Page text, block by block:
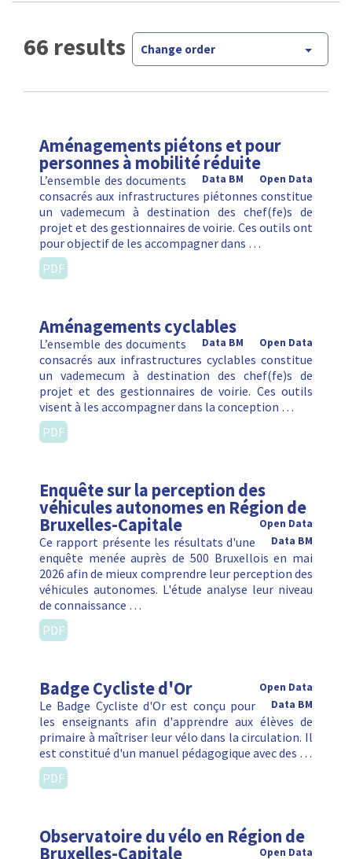
66 results Change order
Aménagements piétons et pour
personnes à mobilité réduite
Open Data
Data BM
L’ensemble des documents
consacrés aux infrastructures piétonnes constitue
un vademecum à destination des chef(fe)s de
projet et des gestionnaires de voirie. Ces outils ont
pour objectif de les accompagner dans …
PDF
Aménagements cyclables
Open Data
Data BM
L’ensemble des documents
consacrés aux infrastructures cyclables constitue
un vademecum à destination des chef(fe)s de
projet et des gestionnaires de voirie. Ces outils
visent à les accompagner dans la conception …
PDF
Enquête sur la perception des
véhicules autonomes en Région de
Bruxelles-Capitale
Open Data
Data BM
Ce rapport présente les résultats d'une
enquête menée auprès de 500 Bruxellois en mai
2026 afin de mieux comprendre leur perception des
véhicules autonomes. L'étude analyse leur niveau
de connaissance …
PDF
Badge Cycliste d'Or
Open Data
Data BM
Le Badge Cycliste d'Or est conçu pour
les enseignants afin d'apprendre aux élèves de
primaire à maîtriser leur vélo dans la circulation. Il
est constitué d'un manuel pédagogique avec des …
PDF
Observatoire du vélo en Région de
Bruxelles-Capitale
Open Data